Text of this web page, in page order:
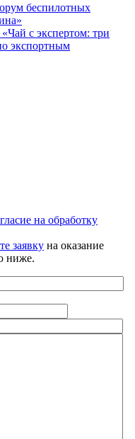
беспилотных
с экспертом: три
экспортным
на обработку
заявку на оказание
ниже.